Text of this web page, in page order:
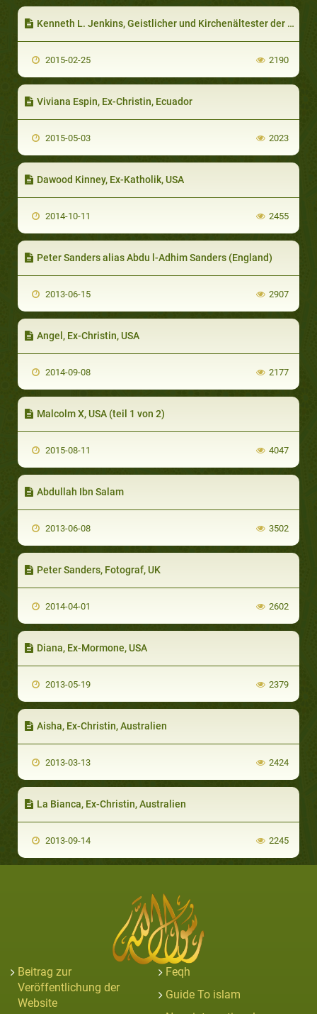
Kenneth L. Jenkins, Geistlicher und Kirchenältester der Pfingstgemeinde, USA (teil 1 von 3)
2015-02-25 2190
Viviana Espin, Ex-Christin, Ecuador
2015-05-03 2023
Dawood Kinney, Ex-Katholik, USA
2014-10-11 2455
Peter Sanders alias Abdu l-Adhim Sanders (England)
2013-06-15 2907
Angel, Ex-Christin, USA
2014-09-08 2177
Malcolm X, USA (teil 1 von 2)
2015-08-11 4047
Abdullah Ibn Salam
2013-06-08 3502
Peter Sanders, Fotograf, UK
2014-04-01 2602
Diana, Ex-Mormone, USA
2013-05-19 2379
Aisha, Ex-Christin, Australien
2013-03-13 2424
La Bianca, Ex-Christin, Australien
2013-09-14 2245
Beitrag zur
Veröffentlichung der
Website
Feqh
Guide To islam